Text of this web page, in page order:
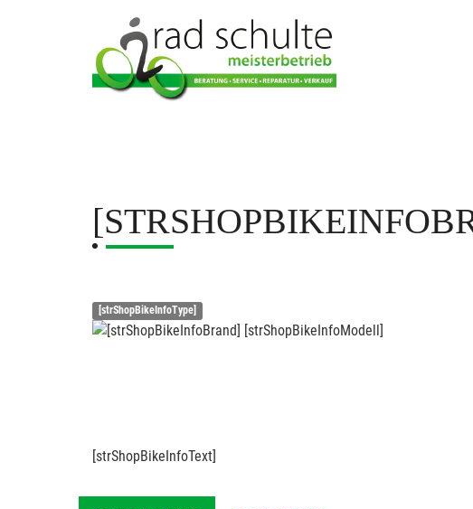
[strShopBikeInfoType]
[strShopBikeInfoText]